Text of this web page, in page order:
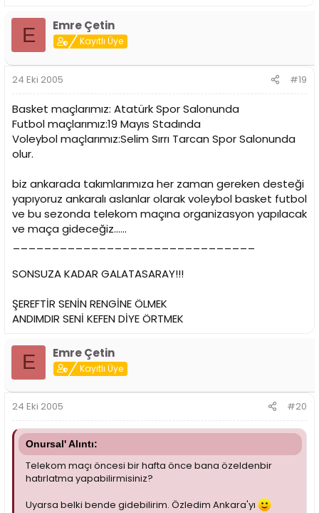
E Emre Çetin
Kayıtlı Üye
24 Eki 2005 #19
Basket maçlarımız: Atatürk Spor Salonunda
Futbol maçlarımız:19 Mayıs Stadında
Voleybol maçlarımız:Selim Sırrı Tarcan Spor Salonunda
olur.
biz ankarada takımlarımıza her zaman gereken desteği
yapıyoruz ankaralı aslanlar olarak voleybol basket futbol
ve bu sezonda telekom maçına organizasyon yapılacak
ve maça gideceğiz......
SONSUZA KADAR GALATASARAY!!!
ŞEREFTİR SENİN RENGİNE ÖLMEK
ANDIMDIR SENİ KEFEN DİYE ÖRTMEK
E Emre Çetin
Kayıtlı Üye
24 Eki 2005 #20
Onursal' Alıntı:
Telekom maçı öncesi bir hafta önce bana özeldenbir
hatırlatma yapabilirmisiniz?
Uyarsa belki bende gidebilirim. Özledim Ankara'yı